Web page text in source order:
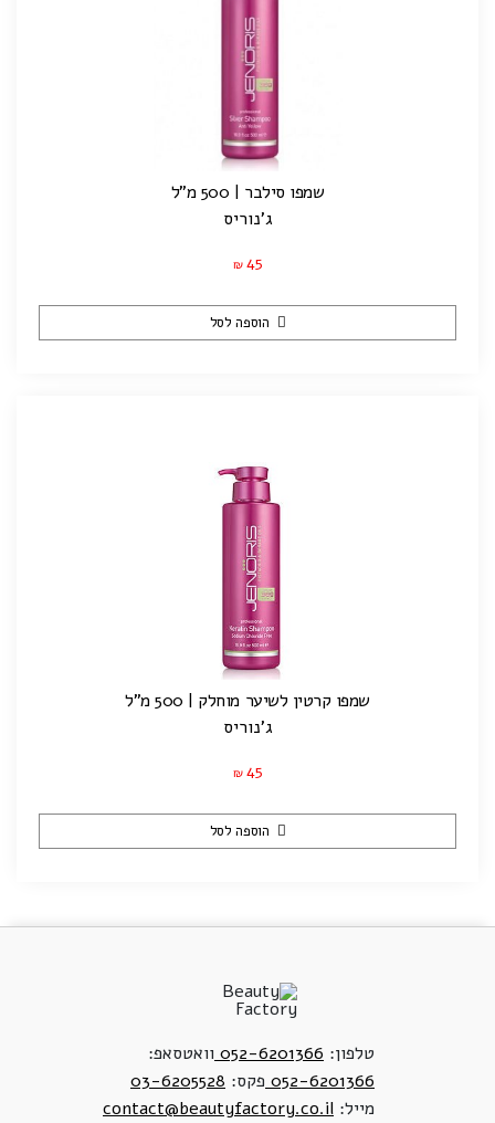
שמפו סילבר | 500 מ"ל
ג'נוריס
₪ 45
הוספה לסל
שמפו קרטין לשיער מוחלק | 500 מ"ל
ג'נוריס
₪ 45
הוספה לסל
טלפון: 052-6201366 וואטסאפ:
052-6201366 פקס: 03-6205528
מייל: contact@beautyfactory.co.il